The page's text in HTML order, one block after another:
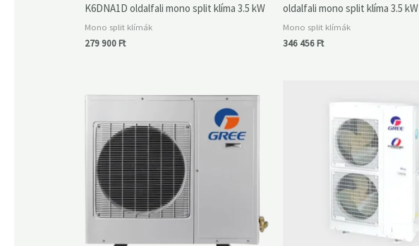
K6DNA1D oldalfali mono split klíma 3.5 kW
Mono split klímák
279 900Ft
oldalfali mono split klíma 3.5 kW
Mono split klímák
346 456Ft